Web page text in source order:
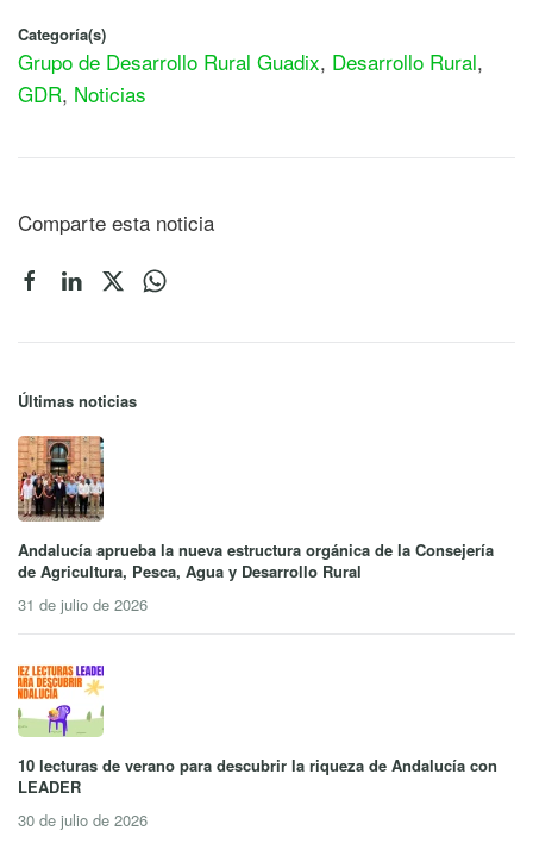
Categoría(s)
Grupo de Desarrollo Rural Guadix, Desarrollo Rural,
GDR, Noticias
Comparte esta noticia
Últimas noticias
Andalucía aprueba la nueva estructura orgánica de la Consejería
de Agricultura, Pesca, Agua y Desarrollo Rural
31 de julio de 2026
10 lecturas de verano para descubrir la riqueza de Andalucía con
LEADER
30 de julio de 2026